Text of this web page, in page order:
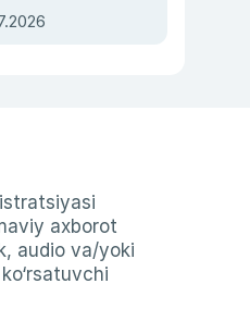
axborot
audio va/yoki